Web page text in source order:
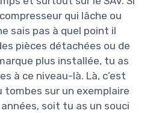
qui lâche ou
sais pas à quel point il
pièces détachées ou de
plus installée, tu as
à ce niveau-là. Là, c’est
sur un exemplaire
soit tu as un souci